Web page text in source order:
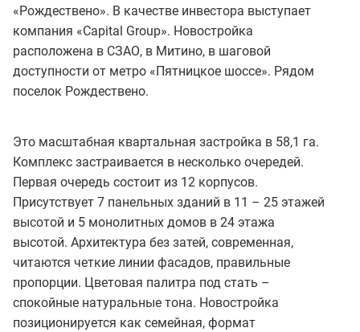
«Рождествено». В качестве инвестора выступает
компания «Capital Group». Новостройка
расположена в СЗАО, в Митино, в шаговой
доступности от метро «Пятницкое шоссе». Рядом
поселок Рождествено.
Это масштабная квартальная застройка в 58,1 га.
Комплекс застраивается в несколько очередей.
Первая очередь состоит из 12 корпусов.
Присутствует 7 панельных зданий в 11 – 25 этажей
высотой и 5 монолитных домов в 24 этажа
высотой. Архитектура без затей, современная,
читаются четкие линии фасадов, правильные
пропорции. Цветовая палитра под стать –
спокойные натуральные тона. Новостройка
позиционируется как семейная, формат